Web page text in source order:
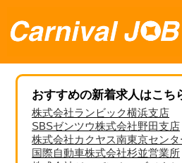
おすすめの新着求人はこち
株式会社ランビック横浜支店
SBSゼンツウ株式会社野田支店
株式会社カクヤス南東京センタ
国際自動車株式会社杉並営業所